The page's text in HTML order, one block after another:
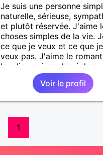
Je suis une personne
naturelle, sérieuse,
et plutôt réservée. J'aime
choses simples de la vie.
ce que je veux et ce que
veux pas. J'aime le
les discussions, les
intellectuels. J'aime
j'aime partager mes
expériences. J'aime surtout
gastronomiques. Soyez
même et n'hésitez pas à me
contacter. :)
Voir le profil
1